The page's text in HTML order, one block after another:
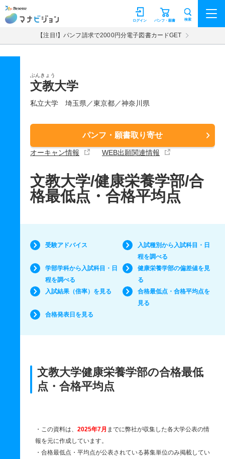
マナビジョン パンフ・願書
ログイン 検索
【注目!】パンフ請求で2000円分電子図書カードGET
ぶんきょう
文教大学
私立大学 埼玉県／東京都／神奈川県
パンフ・願書取り寄せ
オーキャン情報 WEB出願関連情報
文教大学/健康栄養学部/合
格最低点・合格平均点
受験アドバイス
入試種別から入試科目・日
程を調べる
学部学科から入試科目・日
程を調べる
健康栄養学部の偏差値を見
る
入試結果（倍率）を見る
合格最低点・合格平均点を
見る
合格発表日を見る
文教大学健康栄養学部の合格最低
点・合格平均点
・この資料は、 2025年7月 までに弊社が収集した各大学公表の情
報を元に作成しています。
・合格最低点・平均点が公表されている募集単位のみ掲載してい